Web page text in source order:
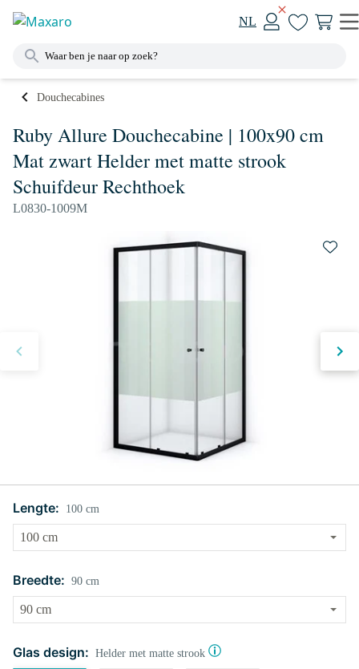
NL
Douchecabines
Ruby Allure Douchecabine | 100x90 cm
Mat zwart Helder met matte strook
Schuifdeur Rechthoek
L0830-1009M
Lengte: 100 cm
Breedte: 90 cm
Glas design: Helder met matte strook